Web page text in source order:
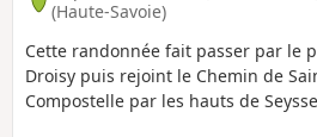
(Haute-Savoie)
Cette randonnée fait passer par le
Droisy puis rejoint le Chemin de
Compostelle par les hauts de